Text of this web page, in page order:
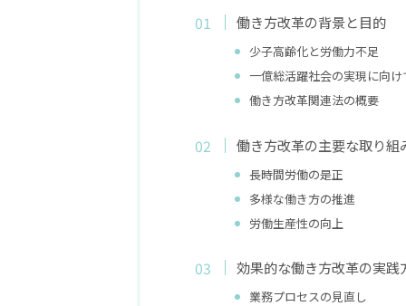
働き方改革の背景と目的
少子高齢化と労働力不足
一億総活躍社会の実現に向け
働き方改革関連法の概要
働き方改革の主要な取り組
長時間労働の是正
多様な働き方の推進
労働生産性の向上
効果的な働き方改革の実践
業務プロセスの見直し